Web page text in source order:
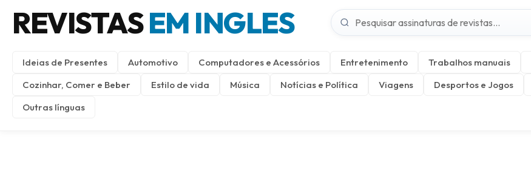
REVISTASEM INGLES
Ideias de Presentes Automotivo Computadores e Acessórios Entretenimento Trabalhos manuais
Cozinhar, Comer e Beber
Estilo de vida Música Notícias e Política Viagens Desportos e Jogos
Outras línguas